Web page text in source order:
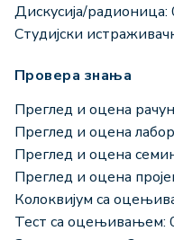
Дискусија/радионица:
Студијски
Провера знања
Преглед и оцена
Преглед и оцена
Преглед и оцена
Преглед и оцена
Колоквијум са
Тест са оцењивањем: